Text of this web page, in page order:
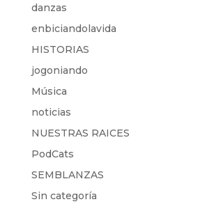
danzas
enbiciandolavida
HISTORIAS
jogoniando
Música
noticias
NUESTRAS RAICES
PodCats
SEMBLANZAS
Sin categoría